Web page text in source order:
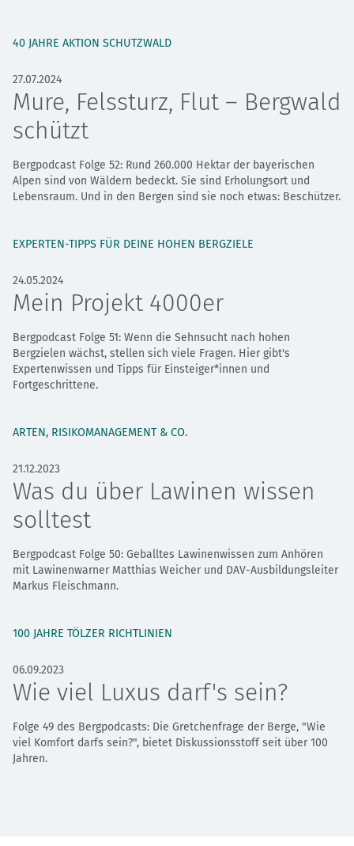
40 JAHRE AKTION SCHUTZWALD
27.07.2024
Mure, Felssturz, Flut – Bergwald
schützt
Bergpodcast Folge 52: Rund 260.000 Hektar der bayerischen
Alpen sind von Wäldern bedeckt. Sie sind Erholungsort und
Lebensraum. Und in den Bergen sind sie noch etwas: Beschützer.
EXPERTEN-TIPPS FÜR DEINE HOHEN BERGZIELE
24.05.2024
Mein Projekt 4000er
Bergpodcast Folge 51: Wenn die Sehnsucht nach hohen
Bergzielen wächst, stellen sich viele Fragen. Hier gibt's
Expertenwissen und Tipps für Einsteiger*innen und
Fortgeschrittene.
ARTEN, RISIKOMANAGEMENT & CO.
21.12.2023
Was du über Lawinen wissen
solltest
Bergpodcast Folge 50: Geballtes Lawinenwissen zum Anhören
mit Lawinenwarner Matthias Weicher und DAV-Ausbildungsleiter
Markus Fleischmann.
100 JAHRE TÖLZER RICHTLINIEN
06.09.2023
Wie viel Luxus darf's sein?
Folge 49 des Bergpodcasts: Die Gretchenfrage der Berge, "Wie
viel Komfort darfs sein?", bietet Diskussionsstoff seit über 100
Jahren.